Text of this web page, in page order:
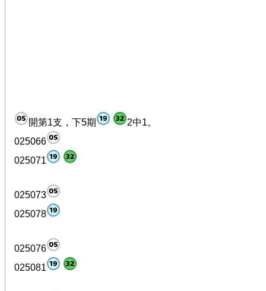
開第1支，下5期
2中1。
025066
025071
025073
025078
025076
025081